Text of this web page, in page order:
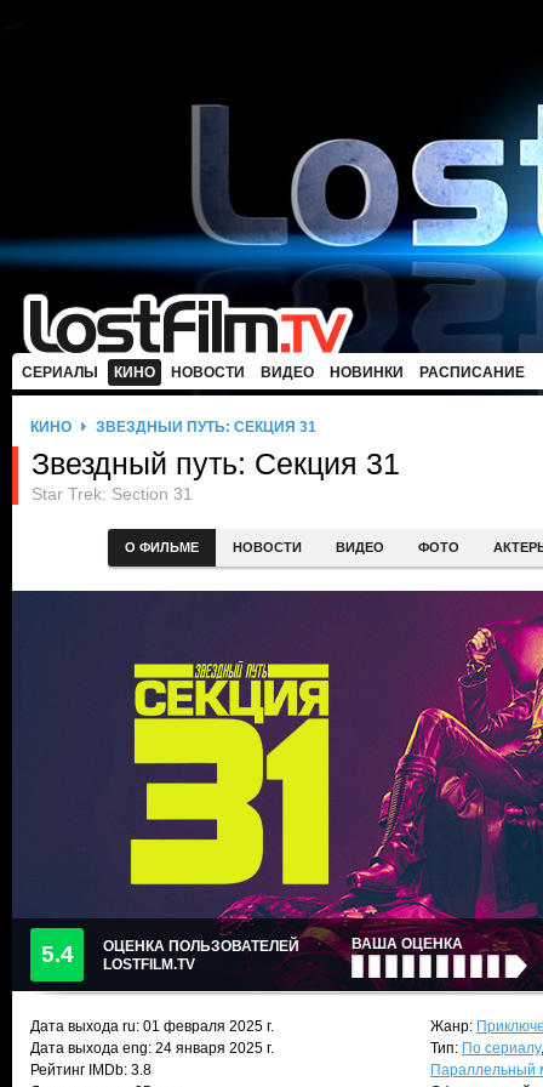
СЕРИАЛЫ КИНО НОВОСТИ ВИДЕО НОВИНКИ РАСПИСАНИЕ
КИНО ЗВЕЗДНЫЙ ПУТЬ: СЕКЦИЯ 31
Звездный путь: Секция 31
Star Trek: Section 31
О ФИЛЬМЕ НОВОСТИ ВИДЕО ФОТО
5.4
ОЦЕНКА ПОЛЬЗОВАТЕЛЕЙ
LOSTFILM.TV
ВАША ОЦЕНКА
Дата выхода ru: 01 февраля 2025 г.
Дата выхода eng: 24 января 2025 г.
Рейтинг IMDb: 3.8
Жанр:
Тип: По сериалу
Параллельный